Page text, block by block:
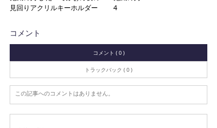
見回りアクリルキーホルダー
4
コメント
コメント ( 0 )
トラックバック ( 0 )
この記事へのコメントはありません。